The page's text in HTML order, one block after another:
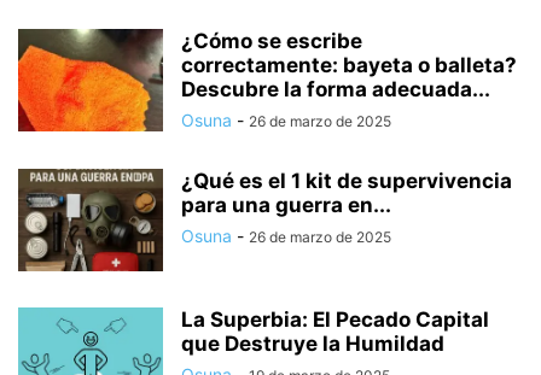
¿Cómo se escribe
correctamente: bayeta o balleta?
Descubre la forma adecuada...
Osuna - 26 de marzo de 2025
¿Qué es el 1 kit de supervivencia
para una guerra en...
Osuna - 26 de marzo de 2025
La Superbia: El Pecado Capital
que Destruye la Humildad